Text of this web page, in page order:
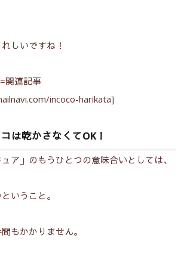
しいですね！
関連記事
incoco-harikata]
は乾かさなくてOK！
ュア」のもうひとつの意味合いとしては、
いうこと。
もかかりません。